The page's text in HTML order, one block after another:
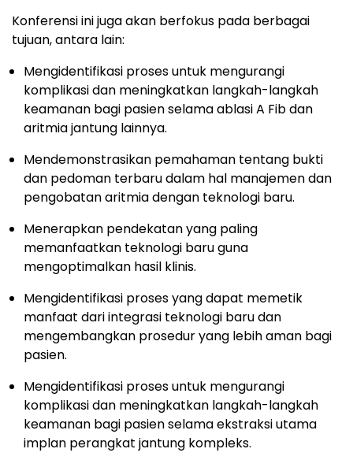
Konferensi ini juga akan berfokus pada berbagai
tujuan, antara lain:
Mengidentifikasi proses untuk mengurangi
komplikasi dan meningkatkan langkah-langkah
keamanan bagi pasien selama ablasi A Fib dan
aritmia jantung lainnya.
Mendemonstrasikan pemahaman tentang bukti
dan pedoman terbaru dalam hal manajemen dan
pengobatan aritmia dengan teknologi baru.
Menerapkan pendekatan yang paling
memanfaatkan teknologi baru guna
mengoptimalkan hasil klinis.
Mengidentifikasi proses yang dapat memetik
manfaat dari integrasi teknologi baru dan
mengembangkan prosedur yang lebih aman bagi
pasien.
Mengidentifikasi proses untuk mengurangi
komplikasi dan meningkatkan langkah-langkah
keamanan bagi pasien selama ekstraksi utama
implan perangkat jantung kompleks.